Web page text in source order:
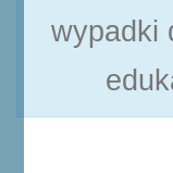
wypadki